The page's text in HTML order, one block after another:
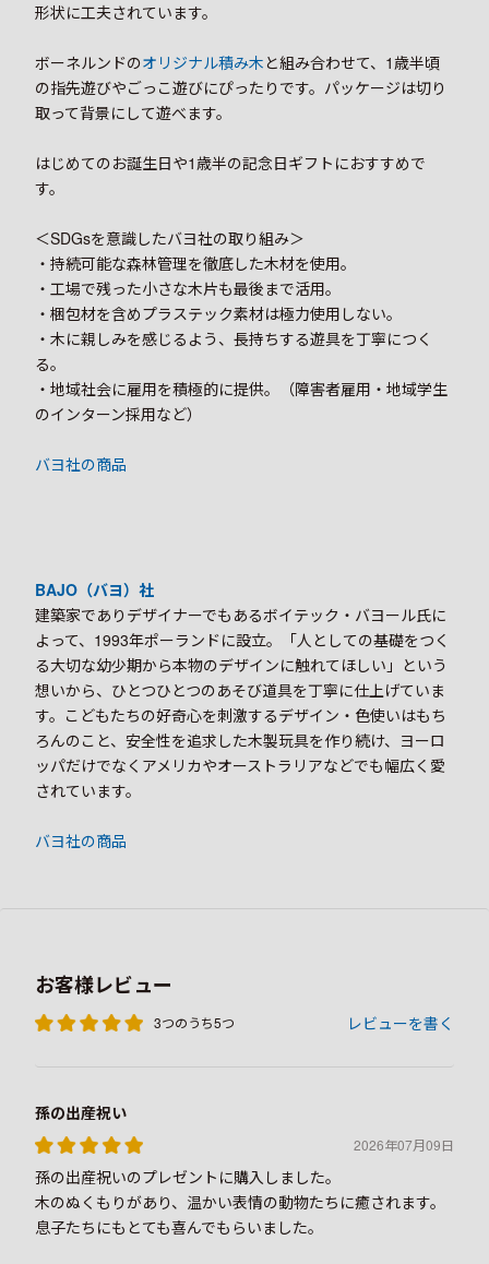
形状に工夫されています。
ボーネルンドのオリジナル積み木と組み合わせて、1歳半頃
の指先遊びやごっこ遊びにぴったりです。パッケージは切り
取って背景にして遊べます。
はじめてのお誕生日や1歳半の記念日ギフトにおすすめで
す。
＜SDGsを意識したバヨ社の取り組み＞
・持続可能な森林管理を徹底した木材を使用。
・工場で残った小さな木片も最後まで活用。
・梱包材を含めプラステック素材は極力使用しない。
・木に親しみを感じるよう、長持ちする遊具を丁寧につく
る。
・地域社会に雇用を積極的に提供。（障害者雇用・地域学生
のインターン採用など）
バヨ社の商品
BAJO（バヨ）社
建築家でありデザイナーでもあるボイテック・バヨール氏に
よって、1993年ポーランドに設立。「人としての基礎をつく
る大切な幼少期から本物のデザインに触れてほしい」という
想いから、ひとつひとつのあそび道具を丁寧に仕上げていま
す。こどもたちの好奇心を刺激するデザイン・色使いはもち
ろんのこと、安全性を追求した木製玩具を作り続け、ヨーロ
ッパだけでなくアメリカやオーストラリアなどでも幅広く愛
されています。
バヨ社の商品
お客様レビュー
3つのうち5つ レビューを書く
孫の出産祝い
2026年07月09日
孫の出産祝いのプレゼントに購入しました。
木のぬくもりがあり、温かい表情の動物たちに癒されます。
息子たちにもとても喜んでもらいました。